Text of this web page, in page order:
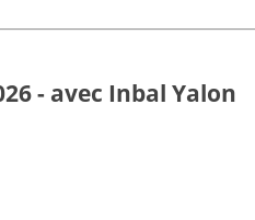
- avec Inbal Yalon